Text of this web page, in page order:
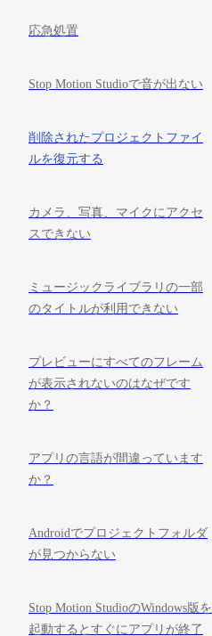
応急処置
Stop Motion Studioで音が出ない
削除されたプロジェクトファイ
ルを復元する
カメラ、写真、マイクにアクセ
スできない
ミュージックライブラリの一部
のタイトルが利用できない
プレビューにすべてのフレーム
が表示されないのはなぜです
か？
アプリの言語が間違っています
か？
Androidでプロジェクトフォルダ
が見つからない
Stop Motion StudioのWindows版を
起動するとすぐにアプリが終了